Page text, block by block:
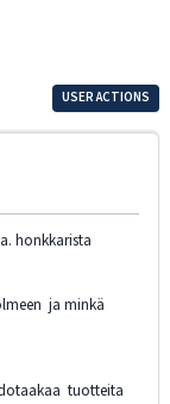
USER ACTIONS
honkkarista
ja minkä
tuotteita